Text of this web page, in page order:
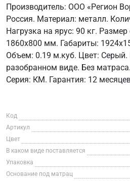
Производитель: ООО «Регион
Россия. Материал: металл.
Нагрузка на ярус: 90 кг.
1860х800 мм. Габариты:
Объем: 0.19 м.куб. Цвет: Серый.
разобранном виде. Без
Серия: КМ. Гарантия: 12
Код
Артикул
Цвет
В каком виде поставляется
Упаковка
Основание под матрац